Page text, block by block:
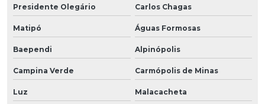
Presidente Olegário Carlos Chagas
Matipó Águas Formosas
Baependi Alpinópolis
Campina Verde Carmópolis de Minas
Luz Malacacheta